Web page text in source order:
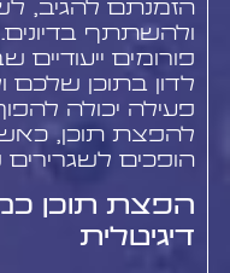
הזמנתם להגיב,
ולהשתתף
פורומים
לדון בתוכן שלכם
פעילה יכולה
להפצת תוכן,
הופכים
הפצת תוכן
דיגיטלית